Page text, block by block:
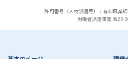
許可番号（人材派遣等）：有料職業
労働者派遣事業 派23-